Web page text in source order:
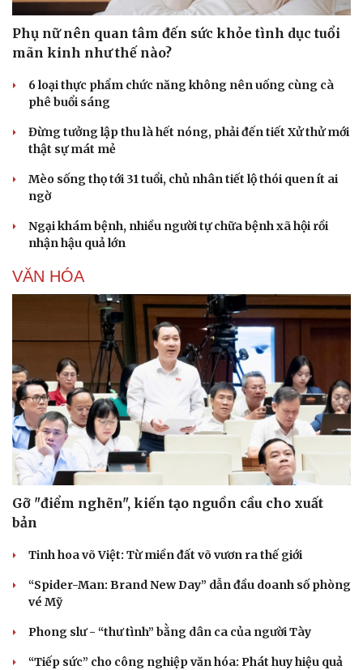
Nam khoa
Làm đẹp - giảm cân
Phòng mạch online
Ăn sạch sống khỏe
Tình yêu - Gia đình
Phụ nữ nên quan tâm đến sức khỏe tình dục tuổi
mãn kinh như thế nào?
6 loại thực phẩm chức năng không nên uống cùng cà
phê buổi sáng
Đừng tưởng lập thu là hết nóng, phải đến tiết Xử thử mới
thật sự mát mẻ
Mèo sống thọ tới 31 tuổi, chủ nhân tiết lộ thói quen ít ai
ngờ
Ngại khám bệnh, nhiều người tự chữa bệnh xã hội rồi
nhận hậu quả lớn
VĂN HÓA
Gỡ "điểm nghẽn", kiến tạo nguồn cầu cho xuất
bản
Tinh hoa võ Việt: Từ miền đất võ vươn ra thế giới
“Spider-Man: Brand New Day” dẫn đầu doanh số phòng
vé Mỹ
Phong slư - “thư tình” bằng dân ca của người Tày
“Tiếp sức” cho công nghiệp văn hóa: Phát huy hiệu quả